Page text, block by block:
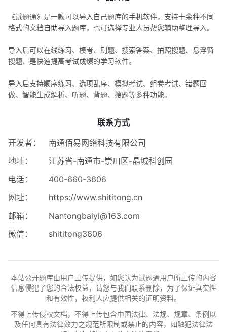
《试题通》是一款可以导入自己题库的手机软件，支持十余种不同
格式的文档自助导入题库，也可选择专业人员帮您辅助整理导入。
导入后可以在线练习、模考、刷题、搜索答案、拍照搜题、悬浮窗
搜题、是快速提高考试成绩的学习软件。
导入后支持顺序练习、选项乱序、模拟考试、组卷考试、错题回
做、智能生成解析、听题、背题、搜题等多种功能。
联系方式
开发者：
南通佰易网络科技有限公司
地址：
江苏省-南通市-崇川区-晶城科创园
电话：
400-660-3606
网址：
https://www.shititong.cn
邮箱：
Nantongbaiyi@163.com
微信：
shititong3606
本站公开题库由用户上传提供，如您认为试题通用户所上传的内容
信息侵犯了您的合法权益，请您与我们联系删除，为了保证真实性
和有效性，权利人应提供相关的证明资料。
不得上传侵权文档，不得上传包含中国法律、法规、规章、条例以
及任何具有法律效力之规范所限制或禁止的内容，如触犯法律法